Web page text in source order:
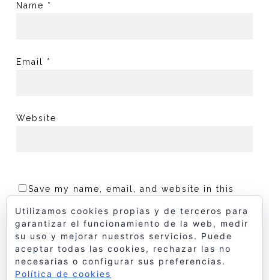
Name *
Email *
Website
Save my name, email, and website in this
Utilizamos cookies propias y de terceros para
garantizar el funcionamiento de la web, medir
su uso y mejorar nuestros servicios. Puede
aceptar todas las cookies, rechazar las no
necesarias o configurar sus preferencias.
Política de cookies